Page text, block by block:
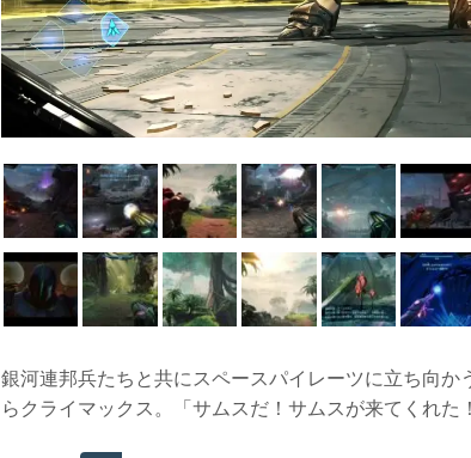
銀河連邦兵たちと共にスペースパイレーツに立ち向
らクライマックス。「サムスだ！サムスが来てくれた